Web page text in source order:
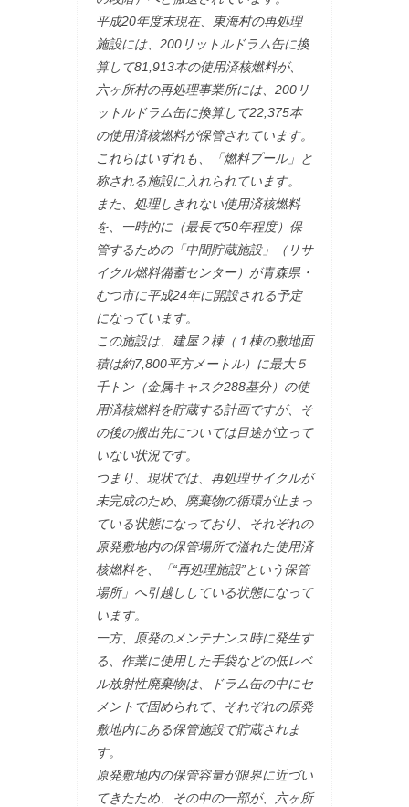
平成20年度末現在、東海村の再処理
施設には、200リットルドラム缶に換
算して81,913本の使用済核燃料が、
六ヶ所村の再処理事業所には、200リ
ットルドラム缶に換算して22,375本
の使用済核燃料が保管されています。
これらはいずれも、「燃料プール」と
称される施設に入れられています。
また、処理しきれない使用済核燃料
を、一時的に（最長で50年程度）保
管するための「中間貯蔵施設」（リサ
イクル燃料備蓄センター）が青森県・
むつ市に平成24年に開設される予定
になっています。
この施設は、建屋２棟（１棟の敷地面
積は約7,800平方メートル）に最大５
千トン（金属キャスク288基分）の使
用済核燃料を貯蔵する計画ですが、そ
の後の搬出先については目途が立って
いない状況です。
つまり、現状では、再処理サイクルが
未完成のため、廃棄物の循環が止まっ
ている状態になっており、それぞれの
原発敷地内の保管場所で溢れた使用済
核燃料を、「“再処理施設”という保管
場所」へ引越ししている状態になって
います。
一方、原発のメンテナンス時に発生す
る、作業に使用した手袋などの低レベ
ル放射性廃棄物は、ドラム缶の中にセ
メントで固められて、それぞれの原発
敷地内にある保管施設で貯蔵されま
す。
原発敷地内の保管容量が限界に近づい
てきたため、その中の一部が、六ヶ所